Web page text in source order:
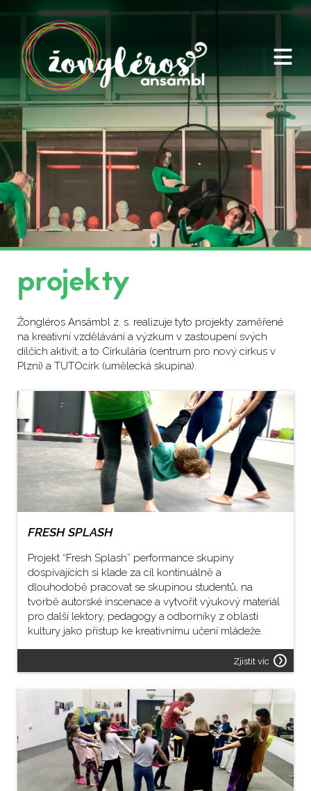
≡
projekty
Žongléros Ansámbl z. s. realizuje tyto projekty zaměřené
na kreativní vzdělávání a výzkum v zastoupení svých
dílčích aktivit, a to Cirkulária (centrum pro nový cirkus v
Plzni) a TUTOcirk (umělecká skupina).
FRESH SPLASH
Projekt “Fresh Splash” performance skupiny
dospívajících si klade za cíl kontinuálně a
dlouhodobě pracovat se skupinou studentů, na
tvorbě autorské inscenace a vytvořit výukový materiál
pro další lektory, pedagogy a odborníky z oblasti
kultury jako přístup ke kreativnímu učení mládeže.
Zjistit víc